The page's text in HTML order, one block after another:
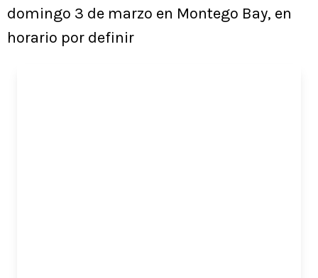
domingo 3 de marzo en Montego Bay, en
horario por definir